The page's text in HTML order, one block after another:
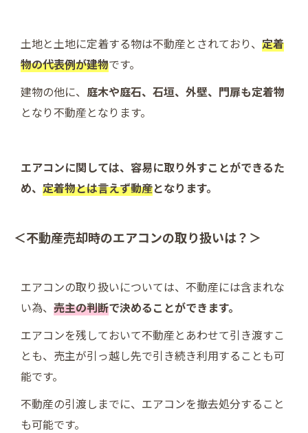
土地と土地に定着する物は不動産とされており、 定着
物の代表例が建物です。
建物の他に、 庭木や庭石、石垣、外壁、門扉も定着物
となり不動産となります。
エアコンに関しては、容易に取り外すことができるた
め、 定着物とは言えず動産となります。
＜不動産売却時のエアコンの取り扱いは？＞
エアコンの取り扱いについては、不動産には含まれな
い為、 売主の判断で決めることができます。
エアコンを残しておいて不動産とあわせて引き渡すこ
とも、売主が引っ越し先で引き続き利用することも可
能です。
不動産の引渡しまでに、エアコンを撤去処分すること
も可能です。